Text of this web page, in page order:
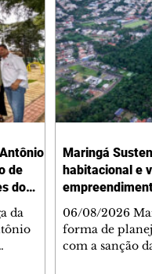
de
do
da
Maringá
habitacional e
06/08/2026
forma de
com a sanção